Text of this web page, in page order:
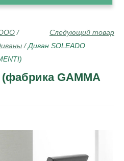
Следующий товар
ООО /
/Диван SOLEADO
GAMMA